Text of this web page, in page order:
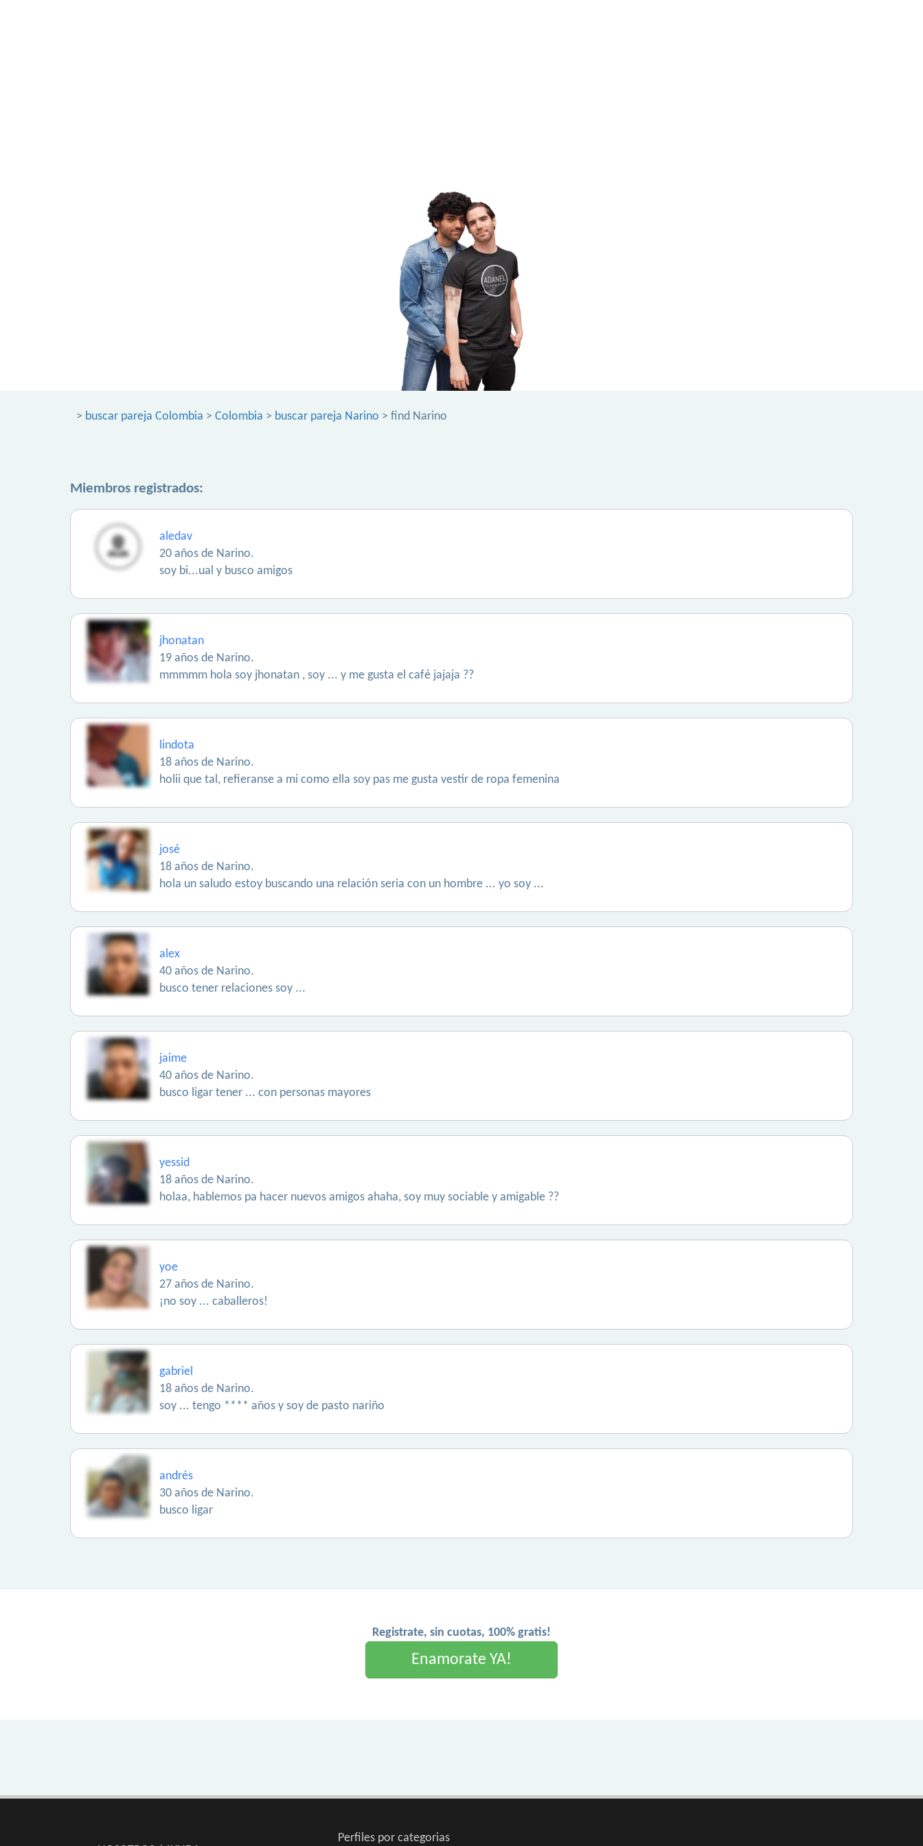
> buscar pareja Colombia > Colombia > buscar pareja Narino > find Narino
Miembros registrados:
aledav
20 años de Narino.
soy bi...ual y busco amigos
jhonatan
19 años de Narino.
mmmmm hola soy jhonatan , soy ... y me gusta el café jajaja ??
lindota
18 años de Narino.
holii que tal, refieranse a mi como ella soy pas me gusta vestir de ropa femenina
josé
18 años de Narino.
hola un saludo estoy buscando una relación seria con un hombre ... yo soy ...
alex
40 años de Narino.
busco tener relaciones soy ...
jaime
40 años de Narino.
busco ligar tener ... con personas mayores
yessid
18 años de Narino.
holaa, hablemos pa hacer nuevos amigos ahaha, soy muy sociable y amigable ??
yoe
27 años de Narino.
¡no soy ... caballeros!
gabriel
18 años de Narino.
soy ... tengo **** años y soy de pasto nariño
andrés
30 años de Narino.
busco ligar
Registrate, sin cuotas, 100% gratis!
Enamorate YA!
Perfiles por categorias